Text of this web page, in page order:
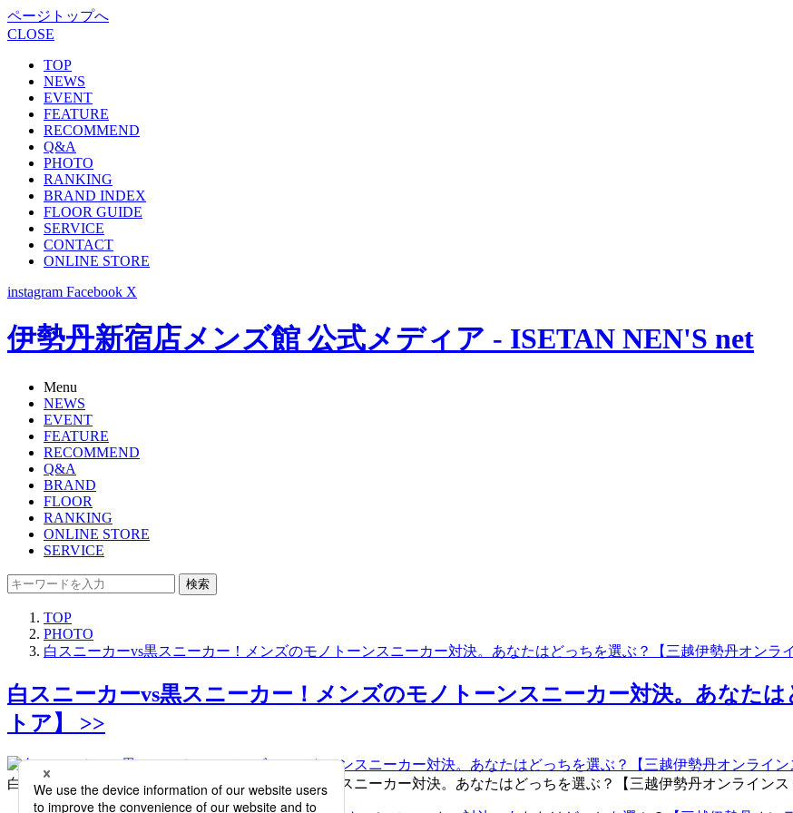
ページトップへ
CLOSE
TOP
NEWS
EVENT
FEATURE
RECOMMEND
Q&A
PHOTO
RANKING
BRAND INDEX
FLOOR GUIDE
SERVICE
CONTACT
ONLINE STORE
instagram Facebook X
伊勢丹新宿店メンズ館 公式メディア - ISETAN NEN'S net
Menu
NEWS
EVENT
FEATURE
RECOMMEND
Q&A
BRAND
FLOOR
RANKING
ONLINE STORE
SERVICE
検索
TOP
PHOTO
白スニーカーvs黒スニーカー！メンズのモノトーンスニーカー対決。あなたはどっちを選ぶ？【三越伊勢丹オンラ
白スニーカーvs黒スニーカー！メンズのモノトーンスニーカー対決。あなた
トア】 >>
白スニーカーvs黒スニーカー！メンズのモノトーンスニーカー対決。あなたはどっちを選ぶ？【三越伊勢丹オンラインス